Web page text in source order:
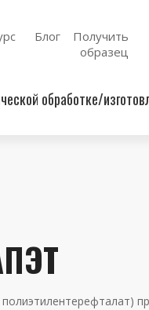
Блог
Получить
образец
обработке/